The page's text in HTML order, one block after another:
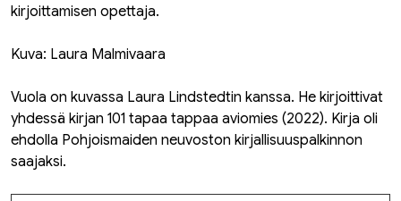
kirjoittamisen opettaja.
Kuva: Laura Malmivaara
Vuola on kuvassa Laura Lindstedtin kanssa. He kirjoittivat
yhdessä kirjan 101 tapaa tappaa aviomies (2022). Kirja oli
ehdolla Pohjoismaiden neuvoston kirjallisuuspalkinnon
saajaksi.